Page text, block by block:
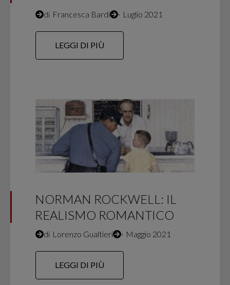
di Francesca Bardi ∙ Luglio 2021
LEGGI DI PIÙ
NORMAN ROCKWELL: IL
REALISMO ROMANTICO
di Lorenzo Gualtieri ∙ Maggio 2021
LEGGI DI PIÙ